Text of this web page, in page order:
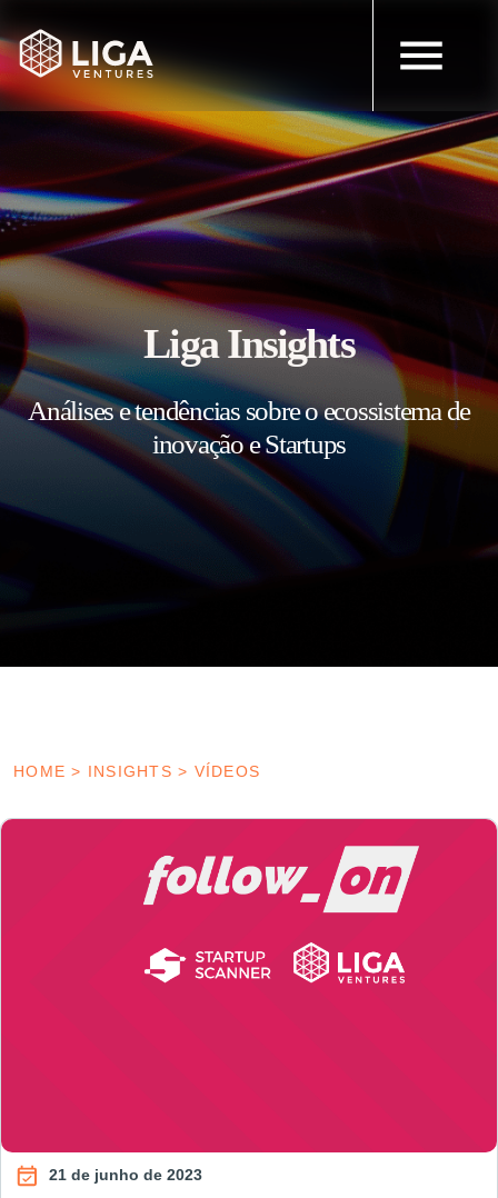
Liga Insights
Análises e tendências sobre o ecossistema de
inovação e Startups
HOME > INSIGHTS > VÍDEOS
21 de junho de 2023